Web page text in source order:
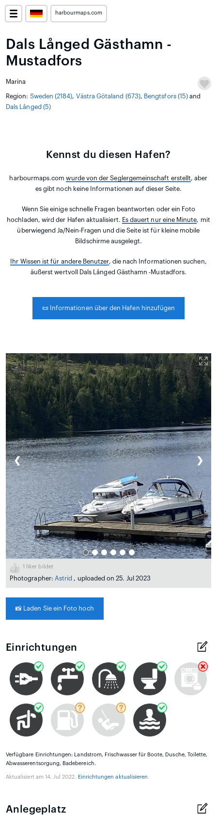
harbourmaps.com
Dals Långed Gästhamn -
Mustadfors
Marina
Region: Sweden (2184), Västra Götaland (673), Bengtsfors (15) and
Dals Långed (5)
Kennst du diesen Hafen?
harbourmaps.comwurde von der Seglergemeinschaft erstellt, aber
es gibt noch keine Informationen auf dieser Seite.
Wenn Sie einige schnelle Fragen beantworten oder ein Foto
hochladen, wird der Hafen aktualisiert. Es dauert nur eine Minute, mit
überwiegend Ja/Nein-Fragen und die Seite ist für kleine mobile
Bildschirme ausgelegt.
Ihr Wissen ist für andere Benutzer, die nach Informationen suchen,
äußerst wertvoll Dals Långed Gästhamn -Mustadfors.
📜Informationen über den Hafen hinzufügen
❮ ❯
1 liker bildet
Photographer: Astrid , uploaded on 25. Jul 2023
📸 Laden Sie ein Foto hoch
Einrichtungen
Verfügbare Einrichtungen: Landstrom, Frischwasser für Boote, Dusche, Toilette,
Abwasserentsorgung, Badebereich.
Aktualisiert am 14. Jul 2022. Einrichtungen aktualisieren.
Anlegeplatz